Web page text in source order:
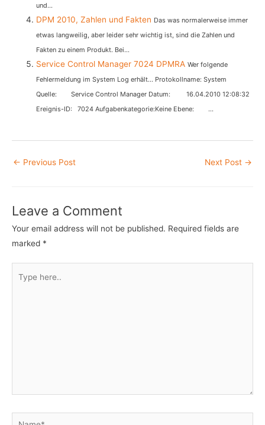
und...
DPM 2010, Zahlen und Fakten Das was normalerweise immer
etwas langweilig, aber leider sehr wichtig ist, sind die Zahlen und
Fakten zu einem Produkt. Bei...
Service Control Manager 7024 DPMRA Wer folgende
Fehlermeldung im System Log erhält… Protokollname: System
Quelle: Service Control Manager Datum: 16.04.2010 12:08:32
Ereignis-ID: 7024 Aufgabenkategorie:Keine Ebene: ...
Post
← Previous Post Next Post →
Leave a Comment
Your email address will not be published. Required fields are
marked *
here..
Name*